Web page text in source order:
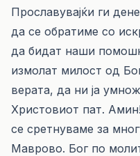
Прославувајќи ги
да се обратиме со
да бидат наши
измолат милост од
верата, да ни ја
Христовиот пат.
се сретнуваме за
Маврово. Бог по